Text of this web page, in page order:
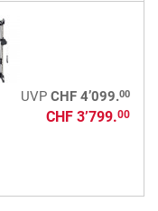
UVP CHF 4’099.00
CHF 3’799.00